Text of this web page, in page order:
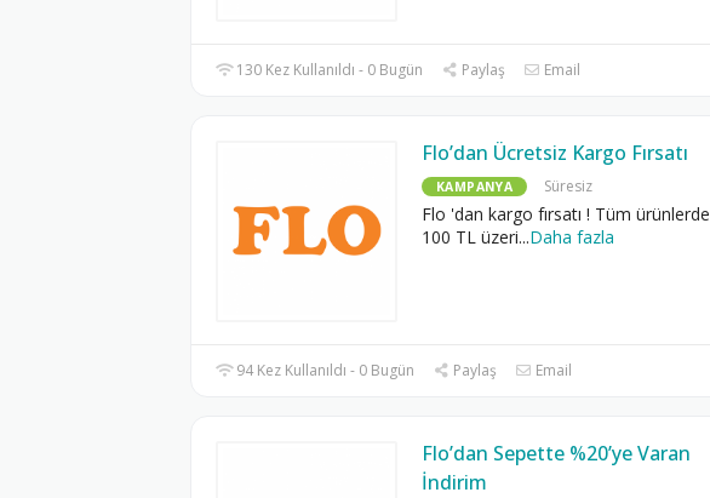
130 Kez Kullanıldı - 0 Bugün Paylaş Email
Flo’dan Ücretsiz Kargo Fırsatı
KAMPANYA Süresiz
Flo 'dan kargo fırsatı ! Tüm ürünlerde
100 TL üzeri...Daha fazla
94 Kez Kullanıldı - 0 Bugün Paylaş Email
Flo’dan Sepette %20’ye Varan
İndirim